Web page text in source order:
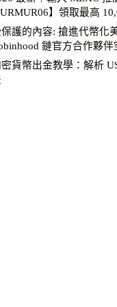
】領取最高
保護的內容: 搶進代幣化
鏈官方合作夥伴
貨幣出金教學：解析